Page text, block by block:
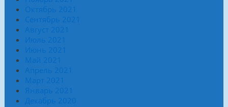
Октябрь 2021
Сентябрь 2021
Август 2021
Июль 2021
Июнь 2021
Май 2021
Апрель 2021
Март 2021
Январь 2021
Декабрь 2020